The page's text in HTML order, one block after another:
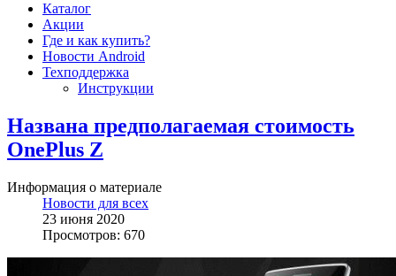
Каталог
Акции
Где и как купить?
Новости Android
Техподдержка
Инструкции
Названа предполагаемая стоимость
OnePlus Z
Информация о материале
Новости для всех
23 июня 2020
Просмотров: 670